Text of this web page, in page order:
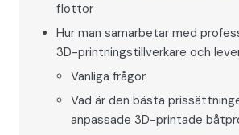
flottor
Hur man samarbetar med
3D-printningstillverkare och
Vanliga frågor
Vad är den bästa
anpassade 3D-printade